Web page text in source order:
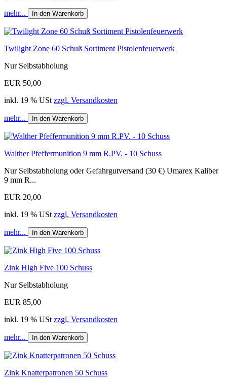
mehr... In den Warenkorb
Twilight Zone 60 Schuß Sortiment Pistolenfeuerwerk
Nur Selbstabholung
EUR 50,00
inkl. 19 % USt zzgl. Versandkosten
mehr... In den Warenkorb
Walther Pfeffermunition 9 mm R.PV. - 10 Schuss
Nur Selbstabholung oder Gefahrgutversand (30 €) Umarex Kaliber
9 mm R...
EUR 20,00
inkl. 19 % USt zzgl. Versandkosten
mehr... In den Warenkorb
Zink High Five 100 Schuss
Nur Selbstabholung
EUR 85,00
inkl. 19 % USt zzgl. Versandkosten
mehr... In den Warenkorb
Zink Knatterpatronen 50 Schuss